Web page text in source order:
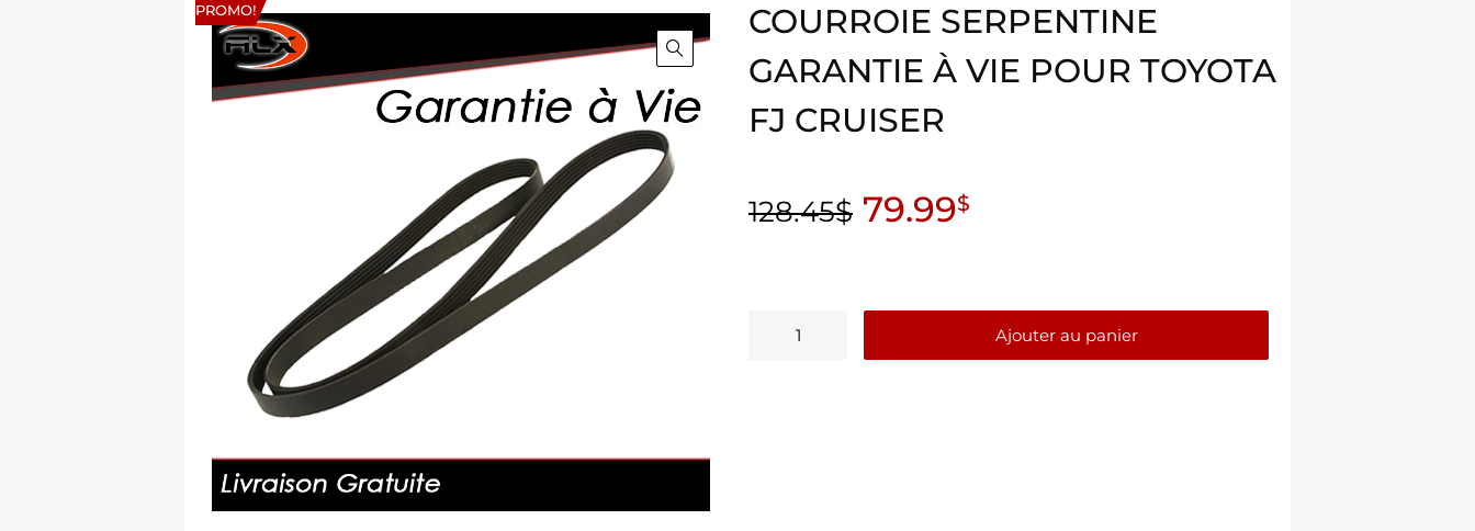
PROMO!
COURROIE SERPENTINE
GARANTIE À VIE POUR TOYOTA
FJ CRUISER
128.45$ 79.99$
Ajouter au panier